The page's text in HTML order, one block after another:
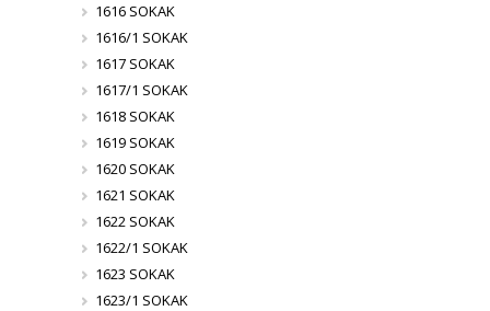
1616 SOKAK
1616/1 SOKAK
1617 SOKAK
1617/1 SOKAK
1618 SOKAK
1619 SOKAK
1620 SOKAK
1621 SOKAK
1622 SOKAK
1622/1 SOKAK
1623 SOKAK
1623/1 SOKAK